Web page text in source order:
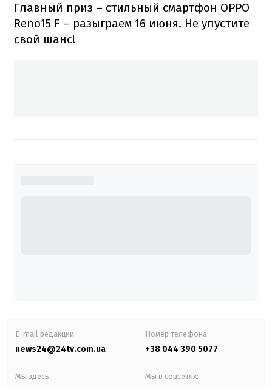
Главный приз – стильный смартфон ОРРО
Reno15 F – разыграем 16 июня. Не упустите
свой шанс!
E-mail редакции
news24@24tv.com.ua
Номер телефона:
+38 044 390 5077
Мы здесь: Мы в соцсетях: